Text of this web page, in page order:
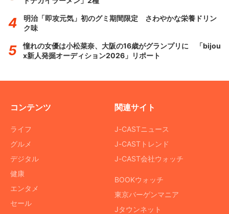
明治「即攻元気」初のグミ期間限定 さわやかな栄養ドリン
ク味
憧れの女優は小松菜奈、大阪の16歳がグランプリに 「bijou
x新人発掘オーディション2026」リポート
コンテンツ
ライフ
グルメ
デジタル
健康
エンタメ
セール
関連サイト
J-CASTニュース
J-CASTトレンド
J-CAST会社ウォッチ
BOOKウォッチ
東京バーゲンマニア
Jタウンネット